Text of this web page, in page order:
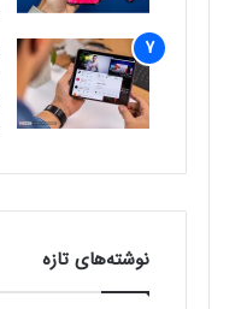
نوشته‌های تازه